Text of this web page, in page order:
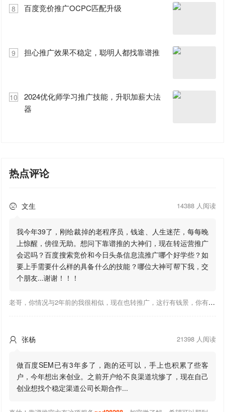
8 百度竞价推广OCPC匹配升级
9 担心推广效果不稳定，聪明人都找靠谱推
10
2024优化师学习推广技能，升职加薪大法
器
热点评论
 文生 14388 人阅读
我今年39了，刚给裁掉的老程序员，钱途、人生迷茫，每每晚
上惊醒，傍徨无助。想问下靠谱推的大神们，现在转运营推广
会迟吗？百度搜索竞价和今日头条信息流推广哪个好学些？如
要上手需要什么样的具备什么的技能？哪位大神可帮下我，交
个朋友...谢谢！！！
老哥，你情况与2年前的我很相似，现在也转推广，这行有钱景，你有基础上手会比较快，不必担心。至于学竞价还是信息流哪个好，我是信息流广告入手，现在迷上靠谱推关注大神们的营销推广干货。有空你也可多泡下这站，真能学到不少东西；希望可以帮到你！
 张杨 21398 人阅读
做百度SEM已有3年多了，跑的还可以，手上也积累了些客
户，今年想出来创业。之前开户给不良渠道坑惨了，现在自己
创业想找个稳定渠道公司长期合作...